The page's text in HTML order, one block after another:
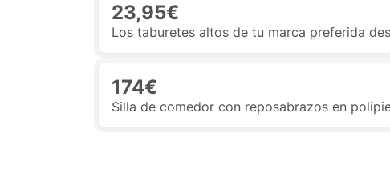
23,95€
Los taburetes altos de tu marca preferida
174€
Silla de comedor con reposabrazos en